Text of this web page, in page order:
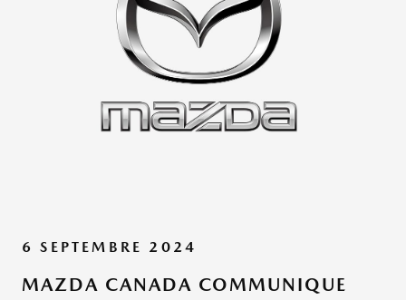
6 SEPTEMBRE 2024
MAZDA CANADA COMMUNIQUE